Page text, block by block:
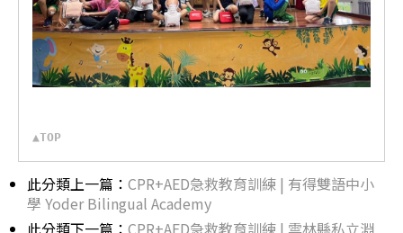
▲TOP
此分類上一篇： CPR+AED急救教育訓練 | 有得雙語中小
學 Yoder Bilingual Academy
此分類下一篇： CPR+AED急救教育訓練 | 雲林縣私立淵